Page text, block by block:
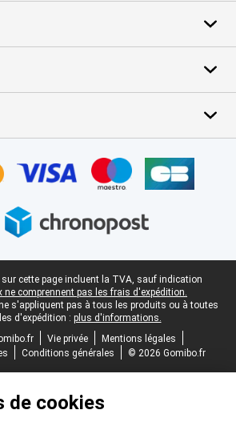
cette page incluent la TVA, sauf indication
ne comprennent pas les frais d'expédition.
s'appliquent pas à tous les produits ou à toutes
d'expédition : plus d'informations.
Vie privée
Mentions légales
Conditions générales © 2026 Gomibo.fr
de cookies